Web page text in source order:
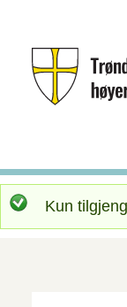
S
Kun